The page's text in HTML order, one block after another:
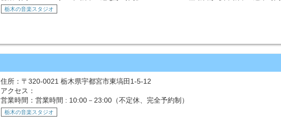
栃木の音楽スタジオ
住所：〒320-0021 栃木県宇都宮市東塙田1-5-12
アクセス：
営業時間：営業時間 : 10:00－23:00（不定休、完全予約制）
栃木の音楽スタジオ